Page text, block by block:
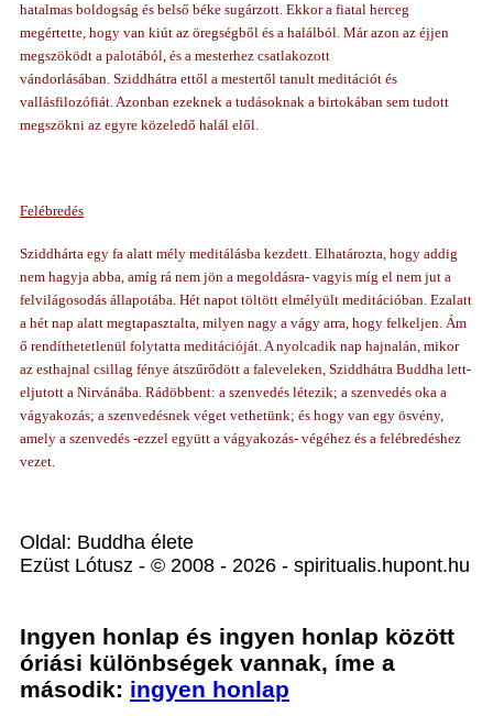
hatalmas boldogság és belső béke sugárzott. Ekkor a fiatal herceg
megértette, hogy van kiút az öregségből és a halálból. Már azon az éjjen
megszöködt a palotából, és a mesterhez csatlakozott
vándorlásában. Sziddhátra ettől a mestertől tanult meditációt és
vallásfilozófiát. Azonban ezeknek a tudásoknak a birtokában sem tudott
megszökni az egyre közeledő halál elől.
Felébredés
Sziddhárta egy fa alatt mély meditálásba kezdett. Elhatározta, hogy addig
nem hagyja abba, amíg rá nem jön a megoldásra- vagyis míg el nem jut a
felvilágosodás állapotába. Hét napot töltött elmélyült meditációban. Ezalatt
a hét nap alatt megtapasztalta, milyen nagy a vágy arra, hogy felkeljen. Ám
ő rendíthetetlenül folytatta meditációját. A nyolcadik nap hajnalán, mikor
az esthajnal csillag fénye átszűrődött a faleveleken, Sziddhátra Buddha lett-
eljutott a Nirvánába. Rádöbbent: a szenvedés létezik; a szenvedés oka a
vágyakozás; a szenvedésnek véget vethetünk; és hogy van egy ösvény,
amely a szenvedés -ezzel együtt a vágyakozás- végéhez és a felébredéshez
vezet.
Oldal: Buddha élete
Ezüst Lótusz - © 2008 - 2026 - spiritualis.hupont.hu
Ingyen honlap és ingyen honlap között
óriási különbségek vannak, íme a
második: ingyen honlap